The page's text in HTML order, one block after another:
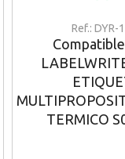
Ref.: DYR-
TERMICO